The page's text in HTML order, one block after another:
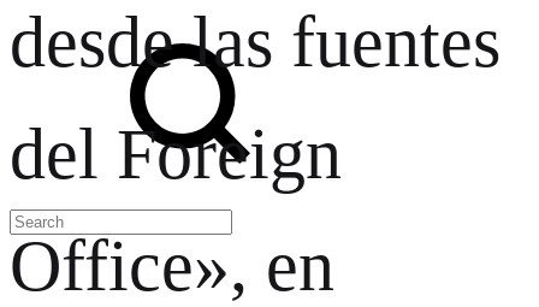
Search
desde las fuentes
del Foreign
Office», en